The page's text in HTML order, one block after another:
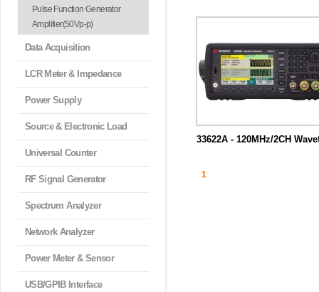
Pulse Function Generator
Amplifier(50Vp-p)
Data Acquisition
LCR Meter & Impedance
Power Supply
Source & Electronic Load
Universal Counter
RF Signal Generator
Spectrum Analyzer
Network Analyzer
Power Meter & Sensor
USB/GPIB Interface
하는 ...
33622A - 120MHz/2CH
1